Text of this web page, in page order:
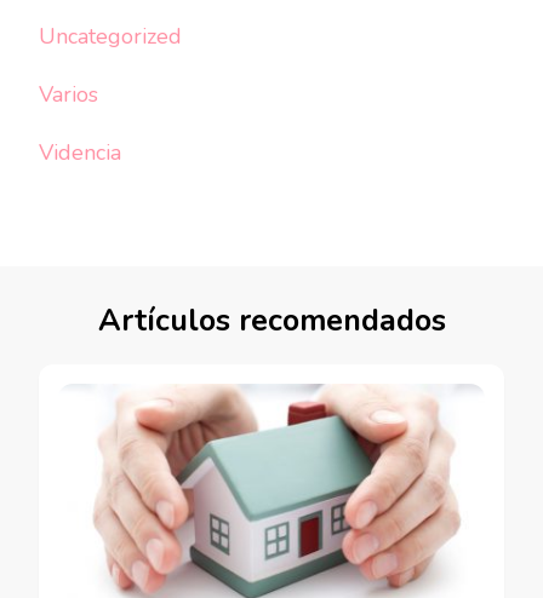
Uncategorized
Varios
Videncia
Artículos recomendados